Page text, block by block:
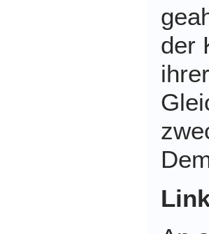
der